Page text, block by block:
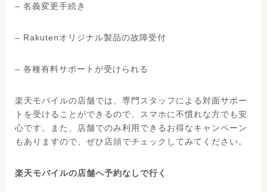
– 名義変更手続き
– Rakutenオリジナル製品の故障受付
– 各種有料サポートが受けられる
楽天モバイルの店舗では、専門スタッフによる対面サポー
トを受けることができるので、スマホに不慣れな方でも安
心です。また、店舗でのみ利用できるお得なキャンペーン
もありますので、ぜひ店頭でチェックしてみてください。
楽天モバイルの店舗へ予約なしで行く